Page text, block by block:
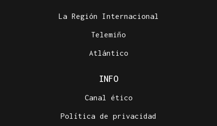
La Región Internacional
Telemiño
Atlántico
INFO
Canal ético
Política de privacidad